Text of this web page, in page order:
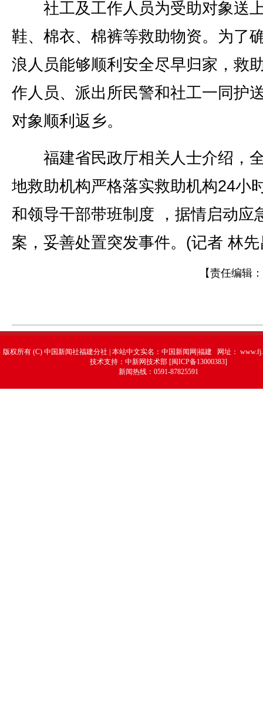
社工及工作人员为受助对象送
鞋、棉衣、棉裤等救助物资。为了
浪人员能够顺利安全尽早归家，救
作人员、派出所民警和社工一同护
对象顺利返乡。
福建省民政厅相关人士介绍，
地救助机构严格落实救助机构24小
和领导干部带班制度 ，据情启动应
案，妥善处置突发事件。(记者 林先
【责任编辑：
版权所有 (C) 中国新闻社福建分社 | 本站中文实名：中国新闻网|福建 网址：
技术支持：中新网技术部 [闽ICP备13000383]
新闻热线：0591-87825591